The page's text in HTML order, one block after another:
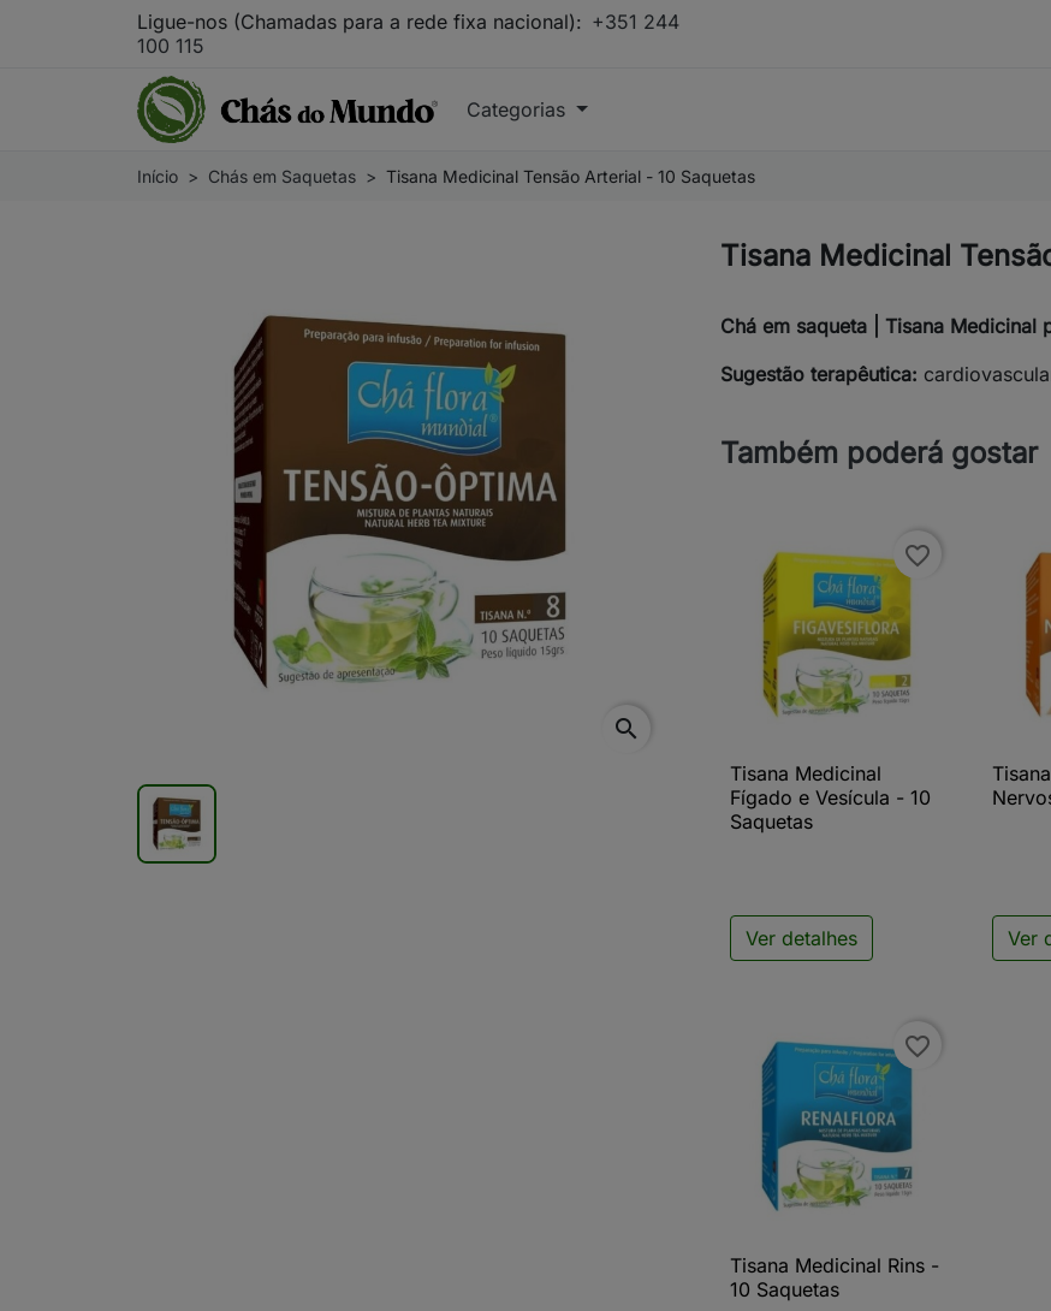
Ligue-nos (Chamadas para a rede fixa nacional): +351 244
100 115
Categorias
Início Chás em Saquetas Tisana Medicinal Tensão Arterial - 10 Saquetas
search
Tisana Medicinal
Chá em saqueta | Tisana Medicinal
Sugestão terapêutica:
Também poderá gostar
favorite_border
 Vista rápida
Tisana Medicinal
Fígado e Vesícula - 10
Saquetas
Ver detalhes

Ver
favorite_border
 Vista rápida
Tisana Medicinal Rins -
10 Saquetas